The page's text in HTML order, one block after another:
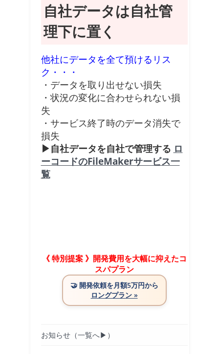
自社データは自社管
理下に置く
他社にデータを全て預けるリス
ク・・・
・データを取り出せない損失
・状況の変化に合わせられない損
失
・サービス終了時のデータ消失で
損失
▶自社データを自社で管理する ロ
ーコードのFileMakerサービス一
覧
《 特別提案 》開発費用を大幅に抑えたコ
スパプラン
🤝 開発依頼を月額5万円から
ロングプラン »
お知らせ（一覧へ▶）